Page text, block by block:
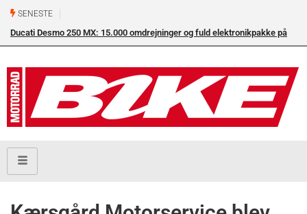
SENESTE
Ducati Desmo 250 MX: 15.000 omdrejninger og fuld elektronikpakke på